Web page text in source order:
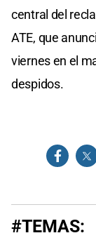
central del
ATE, que
viernes en el
despidos.
#TEMAS: